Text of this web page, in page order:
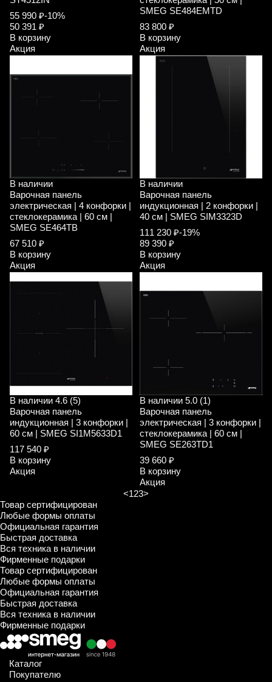
55 990 ₽-10%
50 391 ₽
В корзину
Акция
SMEG SE484EMTD
83 800 ₽
В корзину
Акция
В наличии
Варочная панель
электрическая | 4 конфорки |
стеклокерамика | 60 см |
SMEG SE464TB
67 510 ₽
В корзину
Акция
В наличии
Варочная панель
индукционная | 2 конфорки |
40 см | SMEG SIM3323D
111 230 ₽-19%
89 390 ₽
В корзину
Акция
В наличии 4.6 (5)
Варочная панель
индукционная | 3 конфорки |
60 см | SMEG SI1M5633D1
117 540 ₽
В корзину
Акция
В наличии 5.0 (1)
Варочная панель
электрическая | 3 конфорки |
стеклокерамика | 60 см |
SMEG SE263TD1
39 660 ₽
В корзину
Акция
<123>
Товар сертифицирован
Любые формы оплаты
Официальная гарантия
Быстрая доставка
Вся техника в наличии
Фирменные подарки
Товар сертифицирован
Любые формы оплаты
Официальная гарантия
Быстрая доставка
Вся техника в наличии
Фирменные подарки
Каталог
Покупателю